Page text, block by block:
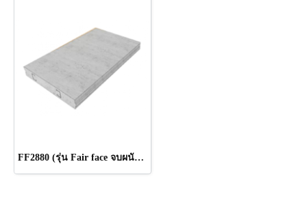
FF2880 (รุ่น Fair face จบผนัง 9 cm.) ขนาด 280 x 60 x 8.0 cm.